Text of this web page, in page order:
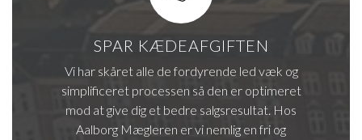
SPAR KÆDEAFGIFTEN
Vi har skåret alle de fordyrende led væk og
simplificeret processen så den er optimeret
mod at give dig et bedre salgsresultat. Hos
Aalborg Mægleren er vi nemlig en fri og